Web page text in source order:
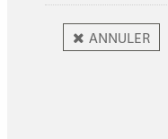
ANNULER